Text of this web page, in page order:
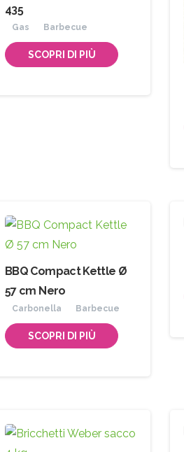
435
Gas Barbecue
SCOPRI DI PIÙ
BBQ Compact Kettle Ø
57 cm Nero
Carbonella Barbecue
SCOPRI DI PIÙ